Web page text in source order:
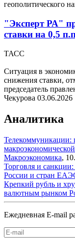
геополитического
"Эксперт РА"
ставки на 0,5
ТАСС
Ситуация в
снижения ставки,
председатель
Чекурова 03.06.2026
Аналитика
Телекоммуникации:
Макроэкономика,
Торговля и
России и стран
Крепкий рубль и
валютным рынком
Ежедневная E-mail